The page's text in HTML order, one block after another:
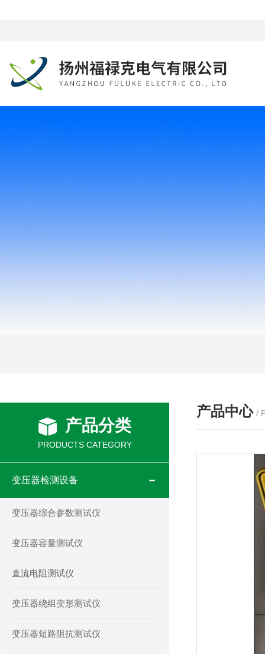
产品分类
PRODUCTS CATEGORY
变压器检测设备
变压器综合参数测试仪
变压器容量测试仪
直流电阻测试仪
变压器绕组变形测试仪
变压器短路阻抗测试仪
产品中心 /